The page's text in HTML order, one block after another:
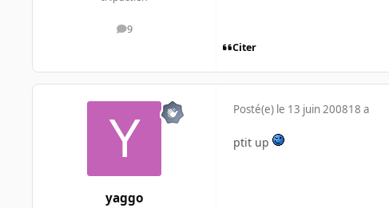
9
messages
Citer
yaggo
Posté(e) le 13 juin 200818 a
ptit up